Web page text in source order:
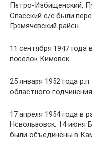
Петро-Избищенский,
Спасский с/с были
Гремячевский район.
11 сентября 1947 года
посёлок Кимовск.
25 января 1952 года
областного
17 апреля 1954 года в
Новольвовск. 14 июня
были объединены в